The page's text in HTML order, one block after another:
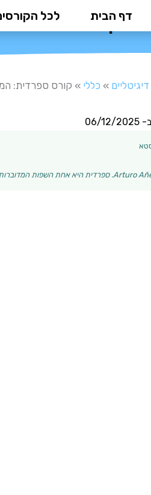
דף הבית לכל
קורס ספרדית:
» כללי » קורס ספרדית:
06/12/2025